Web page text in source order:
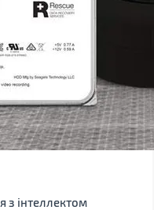
з інтеллектом